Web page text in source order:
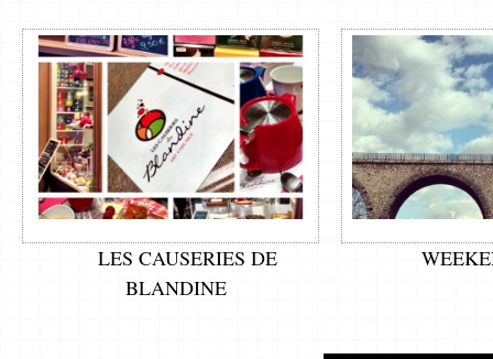
LES CAUSERIES DE
BLANDINE